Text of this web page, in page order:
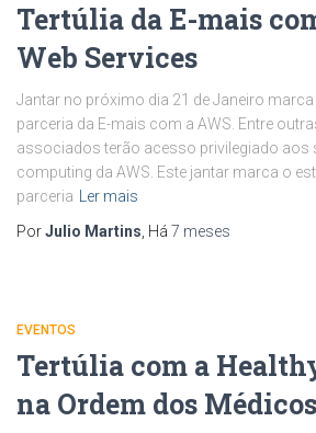
Tertúlia da E-mais
Web Services
Jantar no próximo dia 21 de Janeiro
parceria da E-mais com a AWS. Entre
associados terão acesso privilegiado aos
computing da AWS. Este jantar marca o
parceria
Ler mais
PorJulio Martins , Há 7 meses
EVENTOS
Tertúlia com a
na Ordem dos